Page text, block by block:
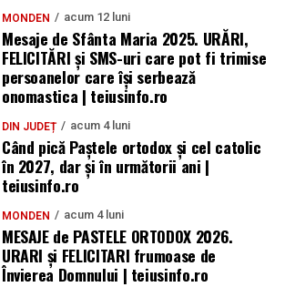
MONDEN acum 12 luni
Mesaje de Sfânta Maria 2025. URĂRI,
FELICITĂRI și SMS-uri care pot fi trimise
persoanelor care își serbează
onomastica | teiusinfo.ro
DIN JUDEȚ acum 4 luni
Când pică Paștele ortodox și cel catolic
în 2027, dar și în următorii ani |
teiusinfo.ro
MONDEN acum 4 luni
MESAJE de PASTELE ORTODOX 2026.
URARI și FELICITARI frumoase de
Învierea Domnului | teiusinfo.ro